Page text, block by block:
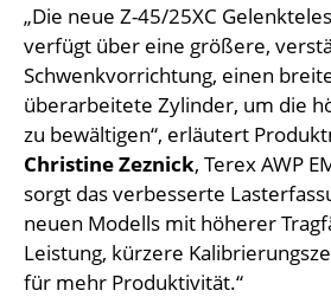
„Die neue Z-45/25XC
verfügt über eine größere,
Schwenkvorrichtung, einen
überarbeitete Zylinder, um die
zu bewältigen“, erläutert
Christine Zeznick, Terex AWP
sorgt das verbesserte
neuen Modells mit höherer
Leistung, kürzere
für mehr Produktivität.“